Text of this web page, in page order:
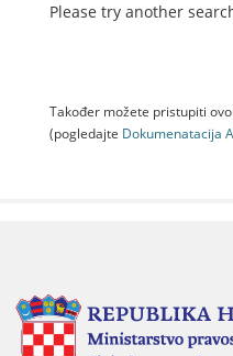
Please try another
Također možete pristupiti
(pogledajte Dokumenаtаcijа